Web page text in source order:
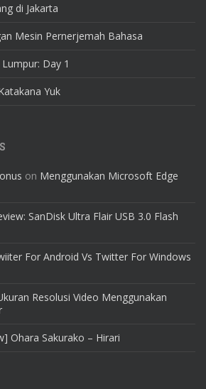
di Jakarta
Mesin Pernerjemah Bahasa
Day 1
Yuk
on Menggunakan Microsoft Edge
SanDisk Ultra Flair USB 3.0 Flash
For Android Vs Twitter For Windows
Resolusi Video Menggunakan
Ohara Sakurako – Hirari